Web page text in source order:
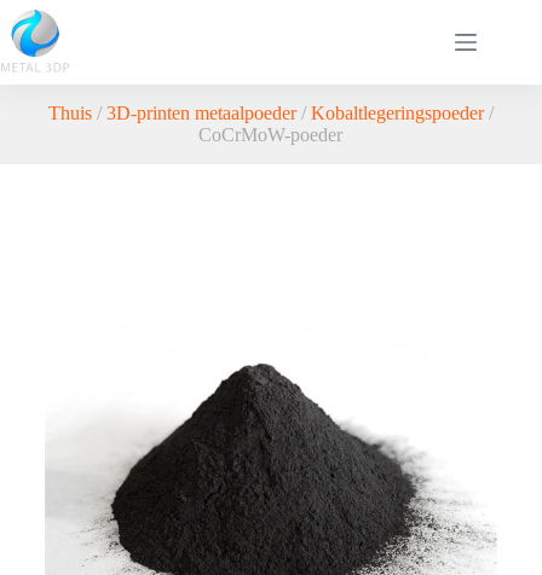
Thuis/ 3D-printen metaalpoeder/ Kobaltlegeringspoeder/
CoCrMoW-poeder